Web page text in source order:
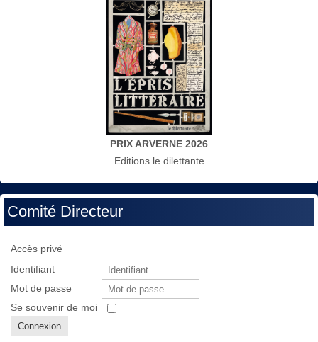
PRIX ARVERNE 2026
Editions le dilettante
Comité Directeur
Accès privé
Identifiant
Mot de passe
Se souvenir de moi
Connexion